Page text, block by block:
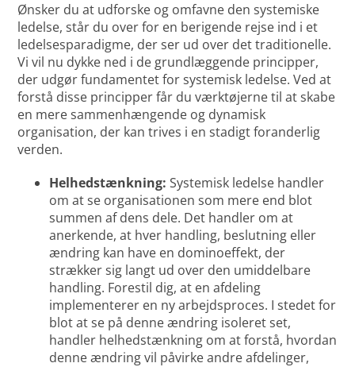
Ønsker du at udforske og omfavne den systemiske
ledelse, står du over for en berigende rejse ind i et
ledelsesparadigme, der ser ud over det traditionelle.
Vi vil nu dykke ned i de grundlæggende principper,
der udgør fundamentet for systemisk ledelse. Ved at
forstå disse principper får du værktøjerne til at skabe
en mere sammenhængende og dynamisk
organisation, der kan trives i en stadigt foranderlig
verden.
Helhedstænkning:Systemisk ledelse handler
om at se organisationen som mere end blot
summen af dens dele. Det handler om at
anerkende, at hver handling, beslutning eller
ændring kan have en dominoeffekt, der
strækker sig langt ud over den umiddelbare
handling. Forestil dig, at en afdeling
implementerer en ny arbejdsproces. I stedet for
blot at se på denne ændring isoleret set,
handler helhedstænkning om at forstå, hvordan
denne ændring vil påvirke andre afdelinger,